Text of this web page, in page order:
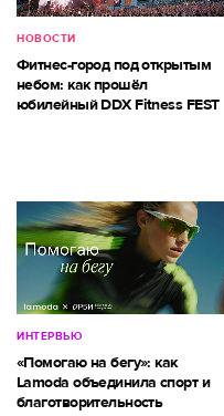
НОВОСТИ
Фитнес-город под открытым
небом: как прошёл
юбилейный DDX Fitness FEST
ИНТЕРВЬЮ
«Помогаю на бегу»: как
Lamoda объединила спорт и
благотворительность